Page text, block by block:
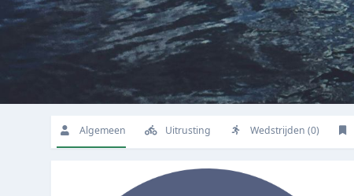
Algemeen Uitrusting Wedstrijden (0)